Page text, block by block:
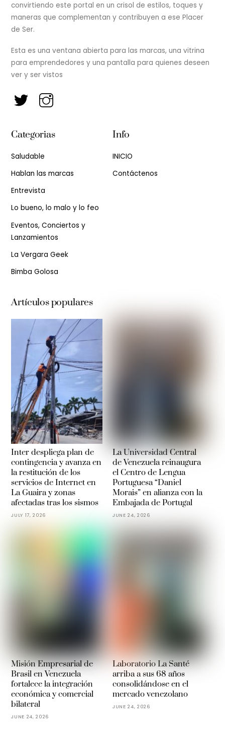
convirtiendo este portal en un crisol de estilos, toques y
maneras que complementan y contribuyen a ese Placer
de Ser.
Esta es una ventana abierta para las marcas, una vitrina
para emprendedores y una pantalla para quienes deseen
ver y ser vistos
Categorias
Saludable
Hablan las marcas
Entrevista
Lo bueno, lo malo y lo feo
Eventos, Conciertos y
Lanzamientos
La Vergara Geek
Bimba Golosa
Info
INICIO
Contáctenos
Artículos populares
Inter despliega plan de
contingencia y avanza en
la restitución de los
servicios de Internet en
La Guaira y zonas
afectadas tras los sismos
JULY 17, 2026
La Universidad Central
de Venezuela reinaugura
el Centro de Lengua
Portuguesa “Daniel
Morais” en alianza con la
Embajada de Portugal
JUNE 24, 2026
Misión Empresarial de
Brasil en Venezuela
fortalece la integración
económica y comercial
bilateral
JUNE 24, 2026
Laboratorio La Santé
arriba a sus 68 años
consolidándose en el
mercado venezolano
JUNE 24, 2026